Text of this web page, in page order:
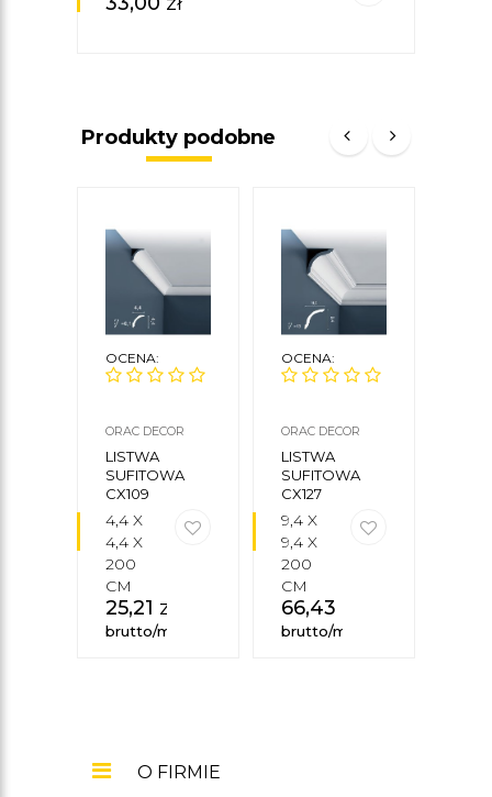
Produkty podobne
OCENA:
ORAC DECOR
LISTWA
SUFITOWA
CX109
4,4 X
4,4 X
200
CM
25,21 zł
brutto/mb
OCENA:
ORAC DECOR
LISTWA
SUFITOWA
CX127
9,4 X
9,4 X
200
CM
66,43
brutto/mb
O FIRMIE